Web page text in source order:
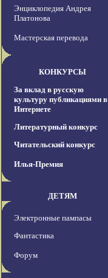
Энциклопедия Андрея
Платонова
Мастерская перевода
КОНКУРСЫ
За вклад в русскую
культуру публикациями в
Интернете
Литературный конкурс
Читательский конкурс
Илья-Премия
ДЕТЯМ
Электронные пампасы
Фантастика
Форум